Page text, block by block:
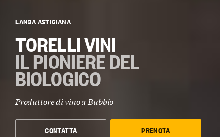
LANGA ASTIGIANA
TORELLI VINI
IL PIONIERE DEL
BIOLOGICO
Produttore di vino a Bubbio
CONTATTA PRENOTA